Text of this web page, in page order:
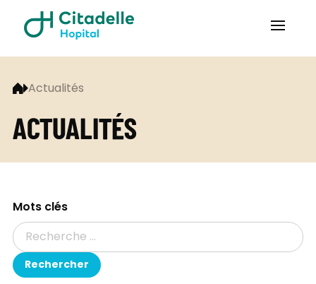
Actualités
ACTUALITÉS
Mots clés